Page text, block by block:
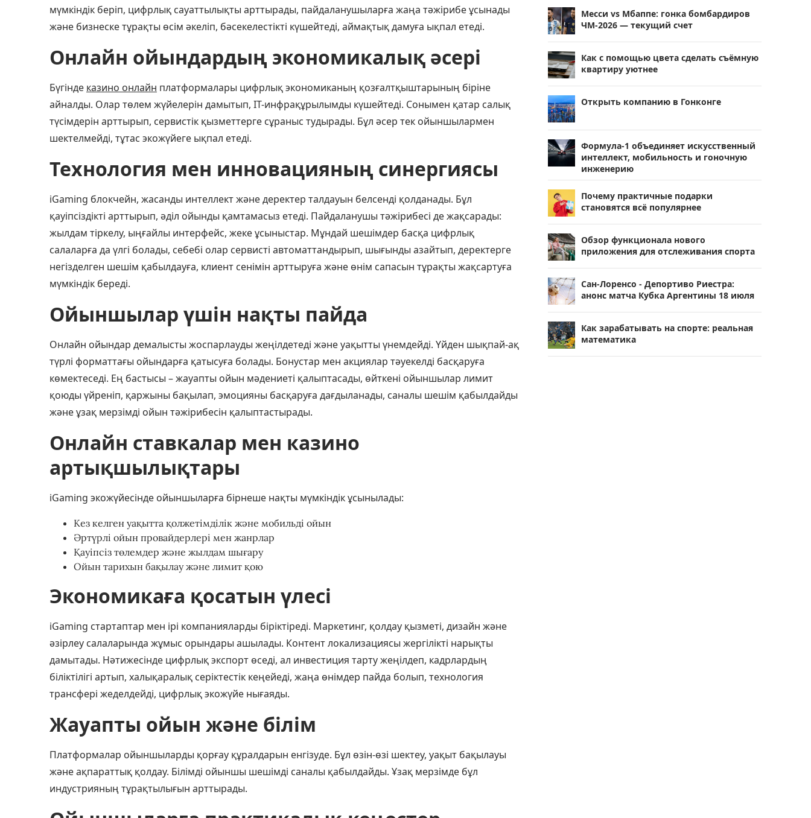
мүмкіндік беріп, цифрлық сауаттылықты арттырады, пайдаланушыларға жаңа тәжірибе ұсынады
және бизнеске тұрақты өсім әкеліп, бәсекелестікті күшейтеді, аймақтық дамуға ықпал етеді.
Онлайн ойындардың экономикалық әсері
Бүгінде казино онлайн платформалары цифрлық экономиканың қозғалтқыштарының біріне
айналды. Олар төлем жүйелерін дамытып, IT-инфрақұрылымды күшейтеді. Сонымен қатар салық
түсімдерін арттырып, сервистік қызметтерге сұраныс тудырады. Бұл әсер тек ойыншылармен
шектелмейді, тұтас экожүйеге ықпал етеді.
Технология мен инновацияның синергиясы
iGaming блокчейн, жасанды интеллект және деректер талдауын белсенді қолданады. Бұл
қауіпсіздікті арттырып, әділ ойынды қамтамасыз етеді. Пайдаланушы тәжірибесі де жақсарады:
жылдам тіркелу, ыңғайлы интерфейс, жеке ұсыныстар. Мұндай шешімдер басқа цифрлық
салаларға да үлгі болады, себебі олар сервисті автоматтандырып, шығынды азайтып, деректерге
негізделген шешім қабылдауға, клиент сенімін арттыруға және өнім сапасын тұрақты жақсартуға
мүмкіндік береді.
Ойыншылар үшін нақты пайда
Онлайн ойындар демалысты жоспарлауды жеңілдетеді және уақытты үнемдейді. Үйден шықпай-ақ
түрлі форматтағы ойындарға қатысуға болады. Бонустар мен акциялар тәуекелді басқаруға
көмектеседі. Ең бастысы – жауапты ойын мәдениеті қалыптасады, өйткені ойыншылар лимит
қоюды үйреніп, қаржыны бақылап, эмоцияны басқаруға дағдыланады, саналы шешім қабылдайды
және ұзақ мерзімді ойын тәжірибесін қалыптастырады.
Онлайн ставкалар мен казино
артықшылықтары
iGaming экожүйесінде ойыншыларға бірнеше нақты мүмкіндік ұсынылады:
Кез келген уақытта қолжетімділік және мобильді ойын
Әртүрлі ойын провайдерлері мен жанрлар
Қауіпсіз төлемдер және жылдам шығару
Ойын тарихын бақылау және лимит қою
Экономикаға қосатын үлесі
iGaming стартаптар мен ірі компанияларды біріктіреді. Маркетинг, қолдау қызметі, дизайн және
әзірлеу салаларында жұмыс орындары ашылады. Контент локализациясы жергілікті нарықты
дамытады. Нәтижесінде цифрлық экспорт өседі, ал инвестиция тарту жеңілдеп, кадрлардың
біліктілігі артып, халықаралық серіктестік кеңейеді, жаңа өнімдер пайда болып, технология
трансфері жеделдейді, цифрлық экожүйе нығаяды.
Жауапты ойын және білім
Платформалар ойыншыларды қорғау құралдарын енгізуде. Бұл өзін-өзі шектеу, уақыт бақылауы
және ақпараттық қолдау. Білімді ойыншы шешімді саналы қабылдайды. Ұзақ мерзімде бұл
индустрияның тұрақтылығын арттырады.
Месси vs Мбаппе: гонка бомбардиров
ЧМ-2026 — текущий счет
Как с помощью цвета сделать съёмную
квартиру уютнее
Открыть компанию в Гонконге
Формула-1 объединяет искусственный
интеллект, мобильность и гоночную
инженерию
Почему практичные подарки
становятся всё популярнее
Обзор функционала нового
приложения для отслеживания спорта
Сан-Лоренсо - Депортиво Риестра:
анонс матча Кубка Аргентины 18 июля
Как зарабатывать на спорте: реальная
математика